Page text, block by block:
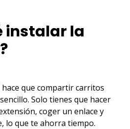
instalar la
que compartir carritos
Solo tienes que hacer
coger un enlace y
lo que te ahorra tiempo.